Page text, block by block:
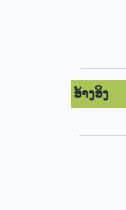
ອ້າງອິງ